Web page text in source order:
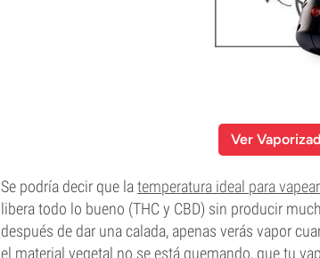
Ver
Se podría decir que latemperatura ideal para
libera todo lo bueno (THC y CBD) sin producir
después de dar una calada, apenas verás vapor
el material vegetal no se está quemando, que tu